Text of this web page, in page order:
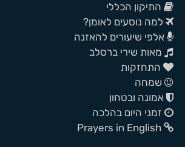
התיקון הכללי
למה נוסעים לאומן?
אלפי שיעורים להאזנה
מאות שירי ברסלב
התחזקות
שמחה
אמונה ובטחון
זמני היום בהלכה